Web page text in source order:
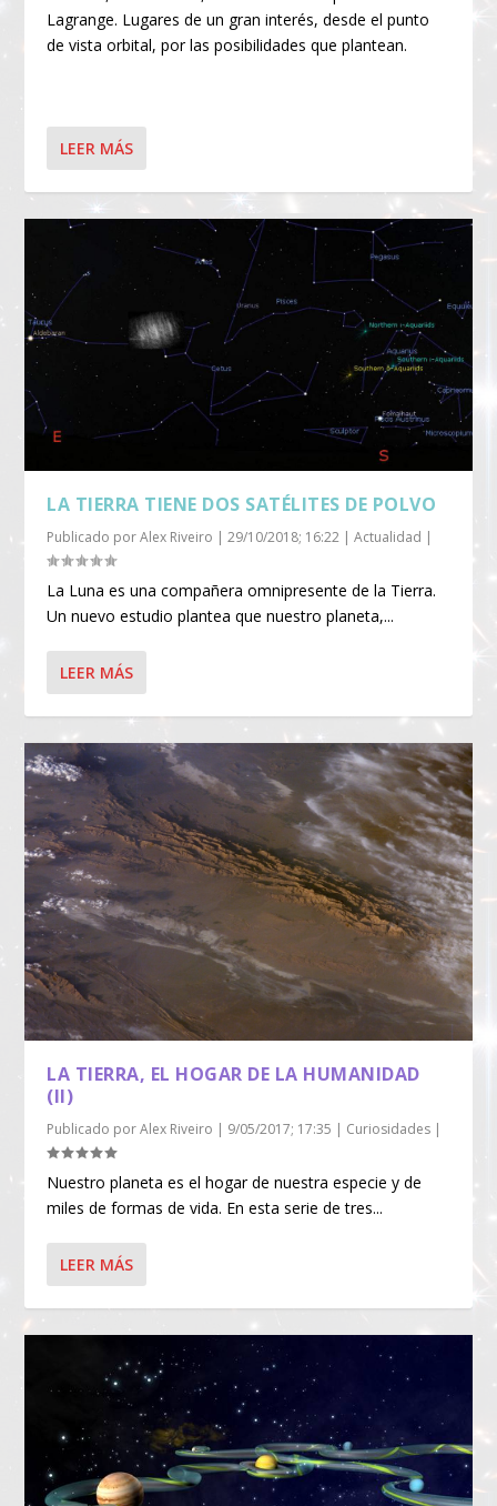
Lagrange. Lugares de un gran interés, desde el punto
de vista orbital, por las posibilidades que plantean.
LEER MÁS
LA TIERRA TIENE DOS SATÉLITES DE POLVO
Publicado porAlex Riveiro |29/10/2018; 16:22 |Actualidad |
La Luna es una compañera omnipresente de la Tierra.
Un nuevo estudio plantea que nuestro planeta,...
LEER MÁS
LA TIERRA, EL HOGAR DE LA HUMANIDAD
(II)
Publicado porAlex Riveiro | 9/05/2017; 17:35 | Curiosidades |
Nuestro planeta es el hogar de nuestra especie y de
miles de formas de vida. En esta serie de tres...
LEER MÁS